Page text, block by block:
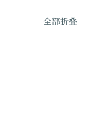
全部折叠